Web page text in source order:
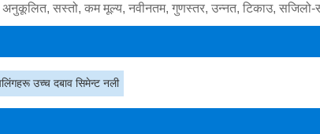
अनुकूलित, सस्तो, कम मूल्य, नवीनतम, गुणस्तर, उन्नत, टिकाउ, सजिलो-
उच्च दबाव सिमेन्ट नली